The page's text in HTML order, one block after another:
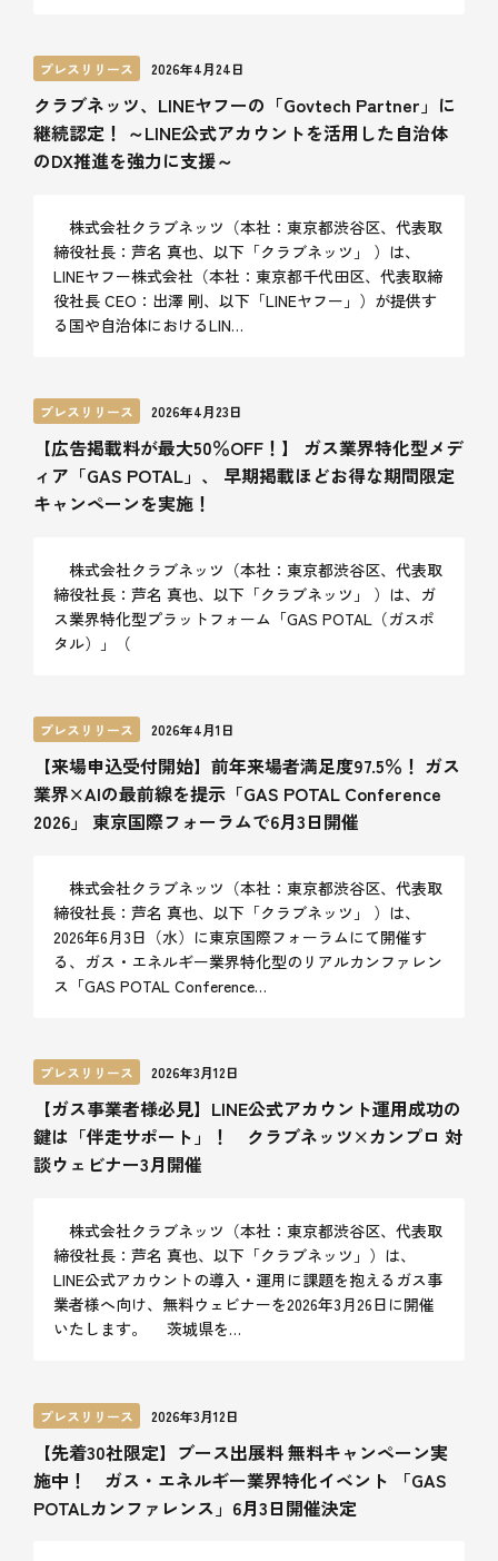
プレスリリース 2026年4月24日
クラブネッツ、LINEヤフーの「Govtech Partner」に
継続認定！ ～LINE公式アカウントを活用した自治体
のDX推進を強力に支援～
株式会社クラブネッツ（本社：東京都渋谷区、代表取
締役社長：芦名 真也、以下「クラブネッツ」 ）は、
LINEヤフー株式会社（本社：東京都千代田区、代表取締
役社長 CEO：出澤 剛、以下「LINEヤフー」）が提供す
る国や自治体におけるLIN…
プレスリリース 2026年4月23日
【広告掲載料が最大50％OFF！】 ガス業界特化型メデ
ィア「GAS POTAL」、 早期掲載ほどお得な期間限定
キャンペーンを実施！
株式会社クラブネッツ（本社：東京都渋谷区、代表取
締役社長：芦名 真也、以下「クラブネッツ」 ）は、ガ
ス業界特化型プラットフォーム「GAS POTAL（ガスポ
タル）」（
プレスリリース 2026年4月1日
【来場申込受付開始】前年来場者満足度97.5％！ ガス
業界×AIの最前線を提示「GAS POTAL Conference
2026」 東京国際フォーラムで6月3日開催
株式会社クラブネッツ（本社：東京都渋谷区、代表取
締役社長：芦名 真也、以下「クラブネッツ」 ）は、
2026年6月3日（水）に東京国際フォーラムにて開催す
る、ガス・エネルギー業界特化型のリアルカンファレン
ス「GAS POTAL Conference…
プレスリリース 2026年3月12日
【ガス事業者様必見】LINE公式アカウント運用成功の
鍵は「伴走サポート」！ クラブネッツ×カンプロ 対
談ウェビナー3月開催
株式会社クラブネッツ（本社：東京都渋谷区、代表取
締役社長：芦名 真也、以下「クラブネッツ」）は、
LINE公式アカウントの導入・運用に課題を抱えるガス事
業者様へ向け、無料ウェビナーを2026年3月26日に開催
いたします。 茨城県を…
プレスリリース 2026年3月12日
【先着30社限定】ブース出展料 無料キャンペーン実
施中！ ガス・エネルギー業界特化イベント 「GAS
POTALカンファレンス」6月3日開催決定